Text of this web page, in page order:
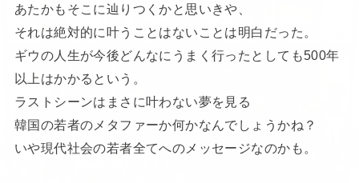
あたかもそこに辿りつくかと思いきや、
それは絶対的に叶うことはないことは明白だった。
ギウの人生が今後どんなにうまく行ったとしても500年
以上はかかるという。
ラストシーンはまさに叶わない夢を見る
韓国の若者のメタファーか何かなんでしょうかね？
いや現代社会の若者全てへのメッセージなのかも。